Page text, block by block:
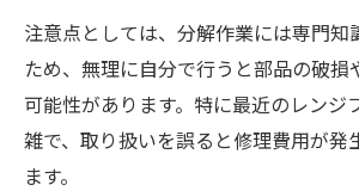
注意点としては、分解作業には専門知
ため、無理に自分で行うと部品の破損
可能性があります。特に最近のレンジ
雑で、取り扱いを誤ると修理費用が発
ます。